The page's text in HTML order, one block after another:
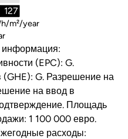
127
m²/year
информация:
(EPC): G.
G. Разрешение на
на ввод в
Площадь
1 100 000 евро.
расходы: